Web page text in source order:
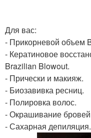
Для вас:
- Прикорневой объем
- Кератиновое
Brazilian Blowout.
- Прически и макияж.
- Биозавивка ресниц.
- Полировка волос.
- Окрашивание
- Сахарная депиляция.